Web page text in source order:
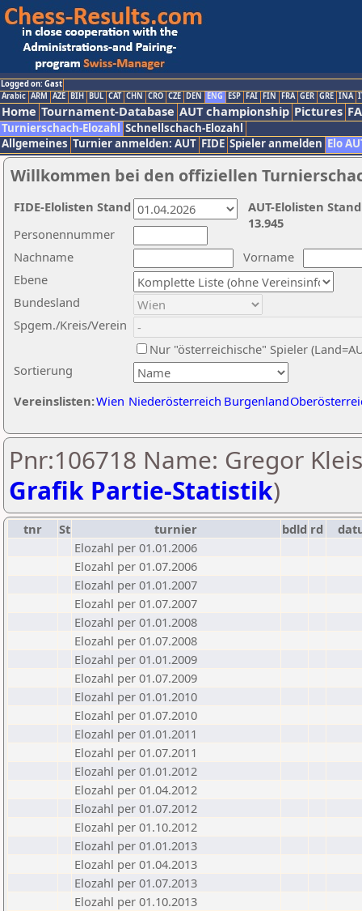
Logged on: Gast
Arabic ARM AZE BIH BUL CAT CHN CRO CZE DEN ENG ESP FAI FIN FRA GER GRE INA
Home Tournament-Database AUT championship Pictures
Turnierschach-Elozahl Schnellschach-Elozahl
Allgemeines Turnier anmelden: AUT FIDE Spieler anmelden Elo
Willkommen bei den offiziellen
Nachname
Vorname
Ebene
Sortierung
Personennummer
Bundesland
Spgem./Kreis/Verein
Nur "österreichische" Spieler
Vereinslisten:Wien Niederösterreich Burgenland
AUT-Elolisten
13.945
FIDE-Elolisten Stand
Pnr:106718 Name: Gregor
Grafik Partie-Statistik)
tnr St turnier bdld rd
Elozahl per 01.01.2006
Elozahl per 01.07.2006
Elozahl per 01.01.2007
Elozahl per 01.07.2007
Elozahl per 01.01.2008
Elozahl per 01.07.2008
Elozahl per 01.01.2009
Elozahl per 01.07.2009
Elozahl per 01.01.2010
Elozahl per 01.07.2010
Elozahl per 01.01.2011
Elozahl per 01.07.2011
Elozahl per 01.01.2012
Elozahl per 01.04.2012
Elozahl per 01.07.2012
Elozahl per 01.10.2012
Elozahl per 01.01.2013
Elozahl per 01.04.2013
Elozahl per 01.07.2013
Elozahl per 01.10.2013